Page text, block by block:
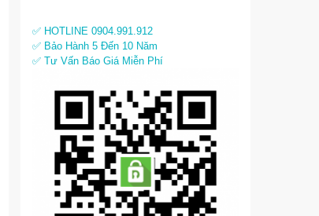
✅ HOTLINE 0904.991.912
✅ Bảo Hành 5 Đến 10 Năm
✅ Tư Vấn Báo Giá Miễn Phí